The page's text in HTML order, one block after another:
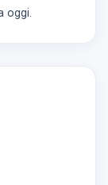
oggi.